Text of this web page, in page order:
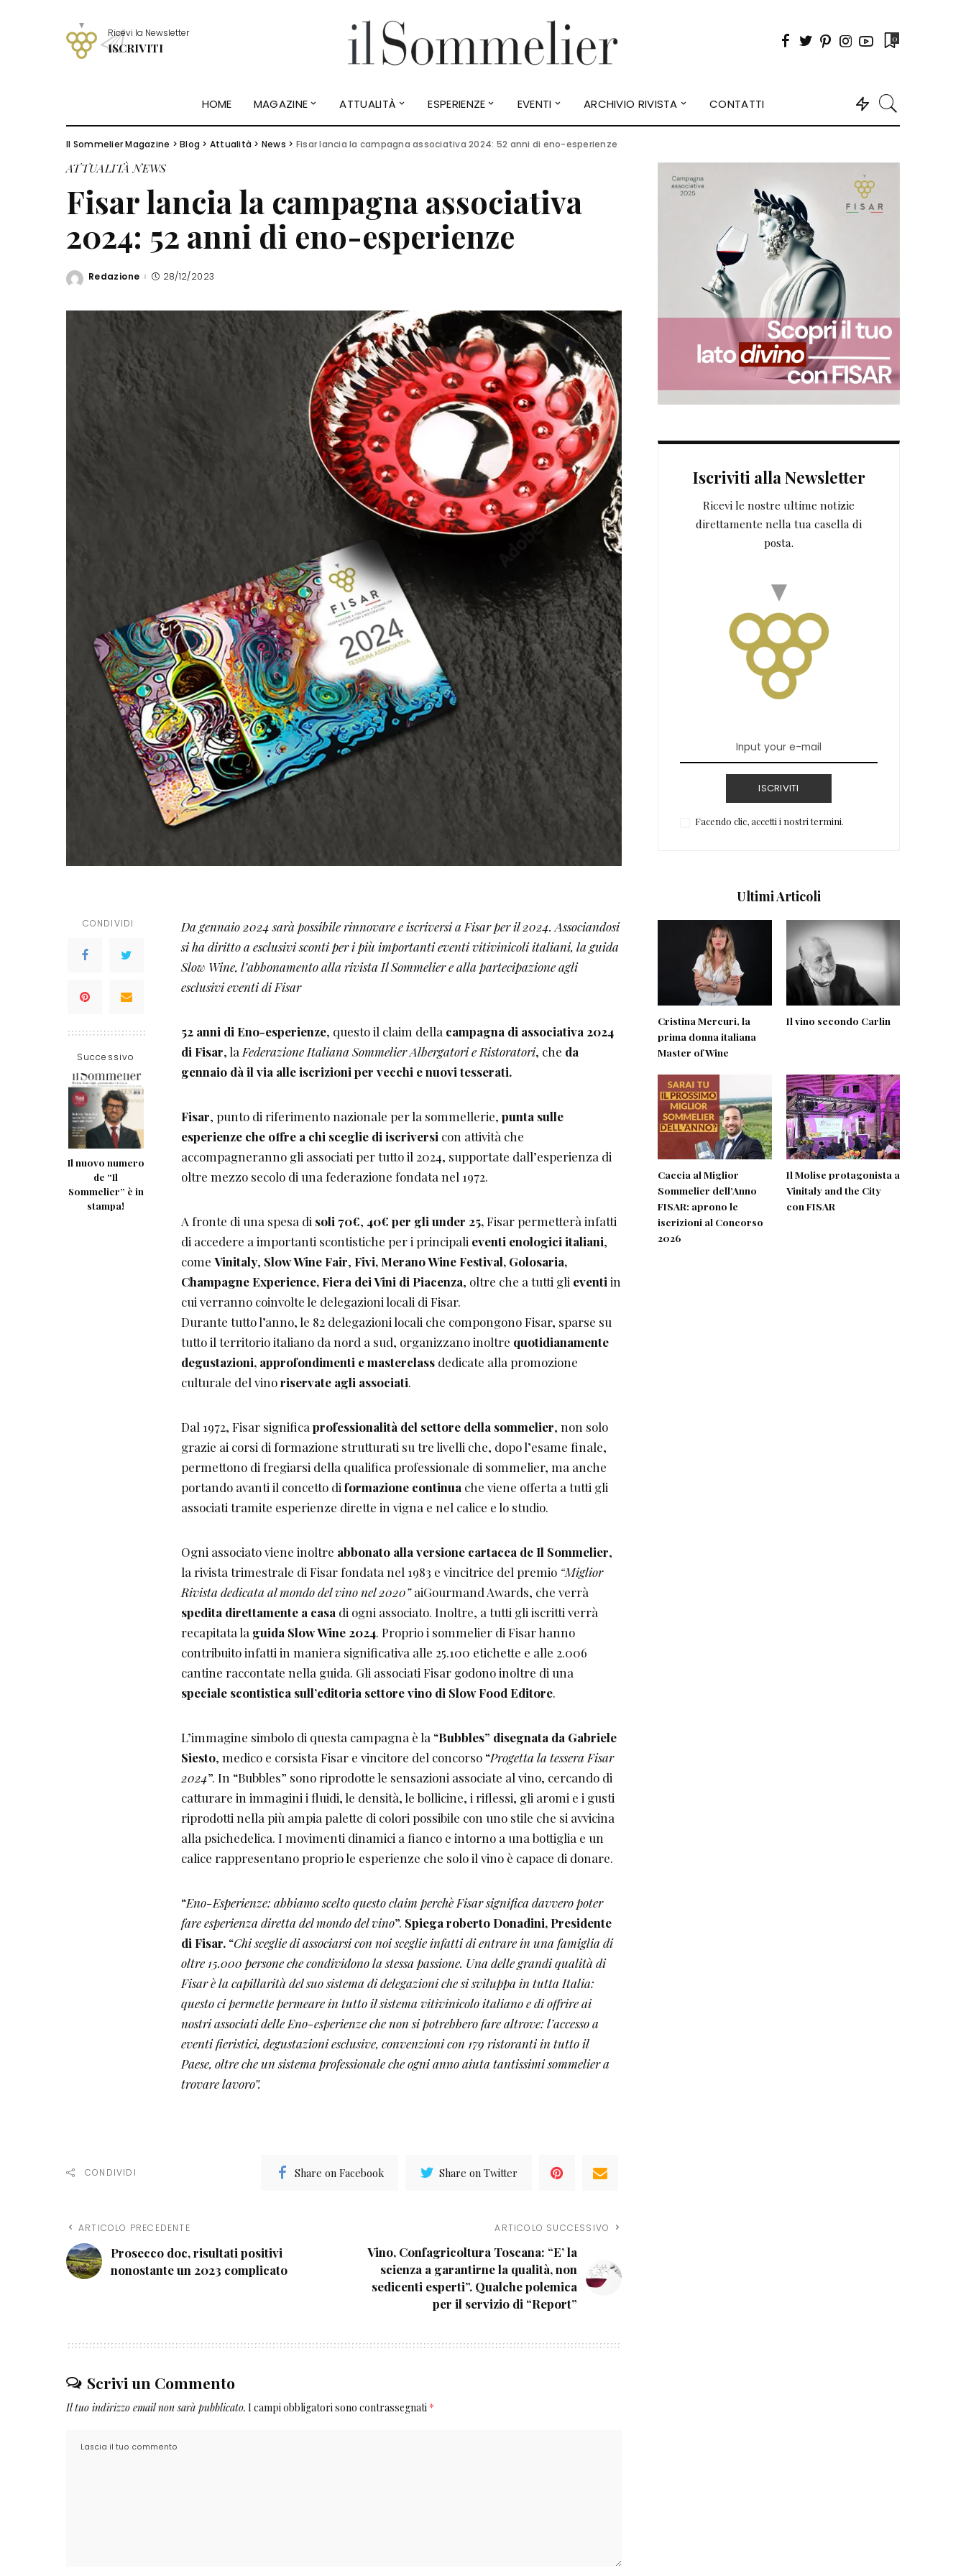
Ricevi la Newsletter
ISCRIVITI
0
HOME MAGAZINE ATTUALITÀ ESPERIENZE EVENTI ARCHIVIO RIVISTA CONTATTI
Il Sommelier Magazine >Blog > Attualità > News > Fisar lancia la campagna associativa 2024: 52 anni di eno-esperienze
ATTUALITÀ NEWS
Fisar lancia la campagna associativa
2024: 52 anni di eno-esperienze
Posted
Redazione 28/12/2023
CONDIVIDI
Successivo
Il nuovo numero
de “Il
Sommelier” è in
stampa!
Da gennaio 2024 sarà possibile rinnovare e iscriversi a Fisar per il 2024. Associandosi
si ha diritto a esclusivi sconti per i più importanti eventi vitivinicoli italiani, la guida
Slow Wine, l’abbonamento alla rivista Il Sommelier e alla partecipazione agli
esclusivi eventi di Fisar
52 anni di Eno-esperienze, questo il claim della campagna di associativa 2024
di Fisar, la Federazione Italiana Sommelier Albergatori e Ristoratori, che da
gennaio dà il via alle iscrizioni per vecchi e nuovi tesserati.
Fisar, punto di riferimento nazionale per la sommellerie, punta sulle
esperienze che offre a chi sceglie di iscriversi con attività che
accompagneranno gli associati per tutto il 2024, supportate dall’esperienza di
oltre mezzo secolo di una federazione fondata nel 1972.
A fronte di una spesa di soli 70€, 40€ per gli under 25,Fisar permetterà infatti
di accedere a importanti scontistiche per i principali eventi enologici italiani,
come Vinitaly, Slow Wine Fair, Fivi, Merano Wine Festival, Golosaria,
Champagne Experience, Fiera dei Vini di Piacenza, oltre che a tutti gli eventi in
cui verranno coinvolte le delegazioni locali di Fisar.
Durante tutto l’anno, le 82 delegazioni locali che compongono Fisar, sparse su
tutto il territorio italiano da nord a sud, organizzano inoltre quotidianamente
degustazioni, approfondimenti e masterclass dedicate alla promozione
culturale del vinoriservate agli associati.
Dal 1972, Fisar significa professionalità del settore della sommelier, non solo
grazie ai corsi di formazione strutturati su tre livelli che, dopo l’esame finale,
permettono di fregiarsi della qualifica professionale di sommelier, ma anche
portando avanti il concetto di formazione continua che viene offerta a tutti gli
associati tramite esperienze dirette in vigna e nel calice e lo studio.
Ogni associato viene inoltre abbonato alla versione cartacea de Il Sommelier,
la rivista trimestrale di Fisar fondata nel 1983 e vincitrice del premio “Miglior
Rivista dedicata al mondo del vino nel 2020”aiGourmand Awards, che verrà
spedita direttamente a casa di ogni associato. Inoltre, a tutti gli iscritti verrà
recapitata la guida Slow Wine 2024. Proprio i sommelier di Fisar hanno
contribuito infatti in maniera significativa alle 25.100 etichette e alle 2.006
cantine raccontate nella guida. Gli associati Fisar godono inoltre di una
speciale scontistica sull’editoria settore vino di Slow Food Editore.
L’immagine simbolo di questa campagna è la “Bubbles” disegnata da Gabriele
Siesto, medico e corsista Fisar e vincitore del concorso “Progetta la tessera Fisar
2024”. In “Bubbles” sono riprodotte le sensazioni associate al vino, cercando di
catturare in immagini i fluidi, le densità, le bollicine, i riflessi, gli aromi e i gusti
riprodotti nella più ampia palette di colori possibile con uno stile che si avvicina
alla psichedelica. I movimenti dinamici a fianco e intorno a una bottiglia e un
calice rappresentano proprio le esperienze che solo il vino è capace di donare.
“Eno-Esperienze: abbiamo scelto questo claim perchè Fisar significa davvero poter
fare esperienza diretta del mondo del vino”. Spiega roberto Donadini, Presidente
di Fisar. “Chi sceglie di associarsi con noi sceglie infatti di entrare in una famiglia di
oltre 15.000 persone che condividono la stessa passione. Una delle grandi qualità di
Fisar è la capillarità del suo sistema di delegazioni che si sviluppa in tutta Italia:
questo ci permette permeare in tutto il sistema vitivinicolo italiano e di offrire ai
nostri associati delle Eno-esperienze che non si potrebbero fare altrove: l’accesso a
eventi fieristici, degustazioni esclusive, convenzioni con 179 ristoranti in tutto il
Paese, oltre che un sistema professionale che ogni anno aiuta tantissimi sommelier a
trovare lavoro”.
CONDIVIDI Share on Facebook Share on Twitter
ARTICOLO PRECEDENTE
Prosecco doc, risultati positivi
nonostante un 2023 complicato
ARTICOLO SUCCESSIVO
Vino, Confagricoltura Toscana: “E’ la
scienza a garantirne la qualità, non
sedicenti esperti”. Qualche polemica
per il servizio di “Report”
Scrivi un Commento
Il tuo indirizzo email non sarà pubblicato. I campi obbligatori sono contrassegnati *
Iscriviti alla Newsletter
Ricevi le nostre ultime notizie
direttamente nella tua casella di
posta.
ISCRIVITI
Facendo clic, accetti i nostri termini.
Ultimi Articoli
Cristina Mercuri, la
prima donna italiana
Master of Wine
Il vino secondo Carlin
Caccia al Miglior
Sommelier dell’Anno
FISAR: aprono le
iscrizioni al Concorso
2026
Il Molise protagonista a
Vinitaly and the City
con FISAR